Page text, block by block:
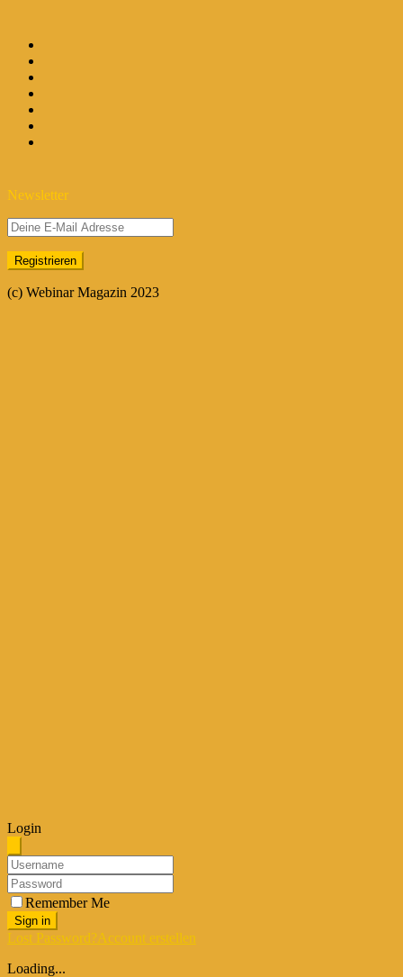
Newsletter
(c) Webinar Magazin 2023
Login
Remember Me
Sign in
Lost Password?Account erstellen
Loading...